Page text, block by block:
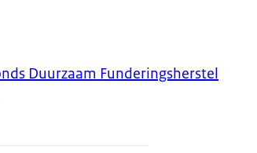
Duurzaam Funderingsherstel